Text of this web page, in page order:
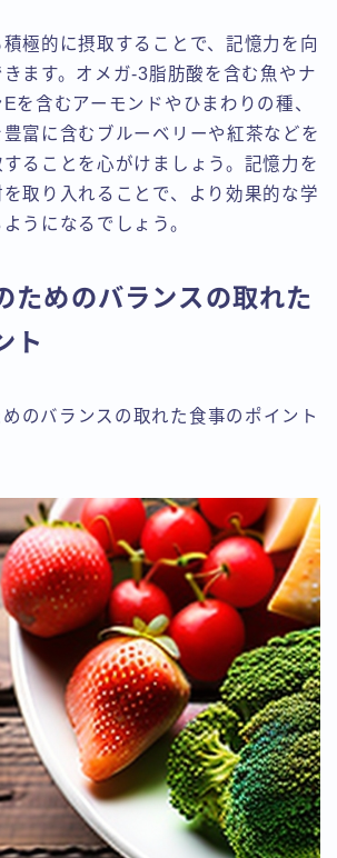
極的に摂取することで、記憶力を向
きます。オメガ-3脂肪酸を含む魚やナ
を含むアーモンドやひまわりの種、
富に含むブルーベリーや紅茶などを
ることを心がけましょう。記憶力を
取り入れることで、より効果的な学
うになるでしょう。
ためのバランスの取れた
ト